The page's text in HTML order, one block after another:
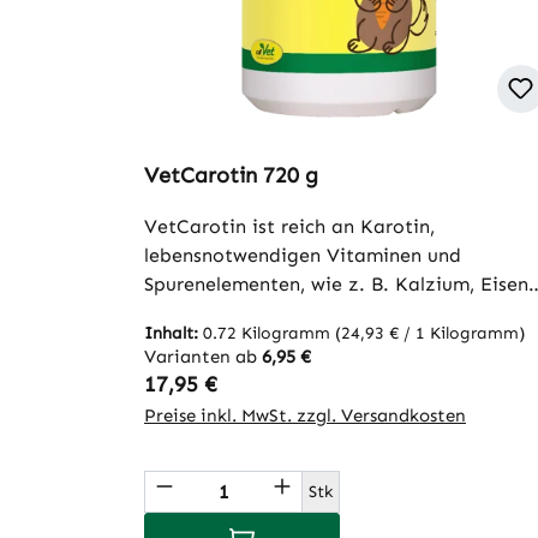
VetCarotin 720 g
VetCarotin ist reich an Karotin,
lebensnotwendigen Vitaminen und
Spurenelementen, wie z. B. Kalzium, Eisen,
Jod. Diese Inhaltsstoffe sind wichtig für ein
gutes Haarkleid, gute Pigmentierung, hohe
Abwehrkraft, gutes Sehvermögen,
Organstoffwechsel, Blut- und Zellaufbau
Jungtierentwicklung.VetCarotin ist ein rein
natürlicher, gemahlener Karottentrester,
Inhalt: 0.72 Kilogramm (24,93 € / 1 Kilogramm)
Varianten ab 6,95 €
Regulärer Preis:
17,95 €
Preise inkl. MwSt. zzgl. Versandkosten
Produkt Anzahl: Gib den
Stk